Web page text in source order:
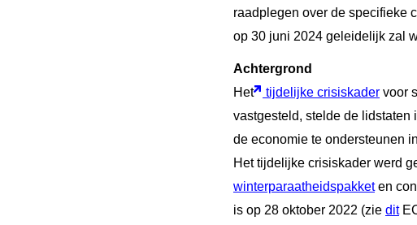
raadplegen over de specifieke
op 30 juni 2024 geleidelijk zal
Achtergrond
Het
tijdelijke crisiskader voor
vastgesteld, stelde de lidstaten
de economie te ondersteunen
Het tijdelijke crisiskader werd
winterparaatheidspakketen
is op 28 oktober 2022 (zie dit